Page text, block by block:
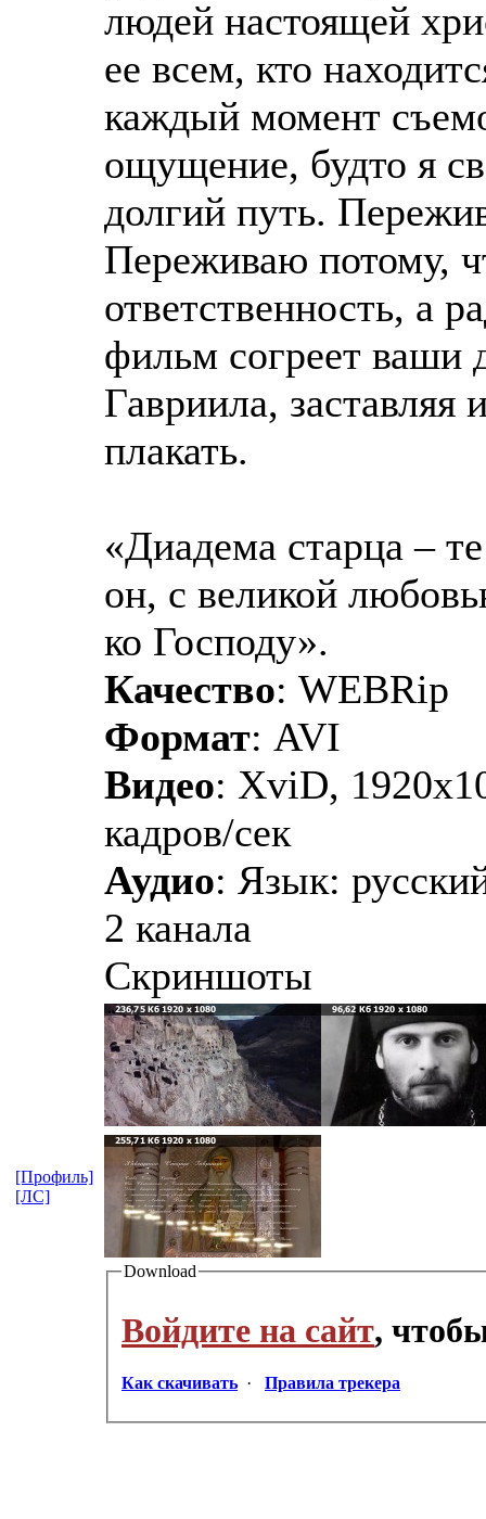
людей настоящей
ее всем, кто
каждый момент
ощущение, будто я
долгий путь.
Переживаю потому,
ответственность, а
фильм согреет ваши
Гавриила, заставляя
плакать.
«Диадема старца –
он, с великой
ко Господу».
Качество: WEBRip
Формат: AVI
Видео: XviD,
кадров/сек
Аудио: Язык:
2 канала
Скриншоты
Download
Войдите на сайт,
Как скачивать · Правила трекера
[Профиль]
[ЛС]